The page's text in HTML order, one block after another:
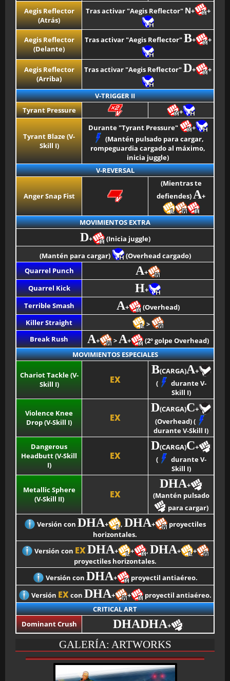
Aegis Reflector
(Atrás)
Tras activar "Aegis Reflector" N+ +
Aegis Reflector
(Delante)
Tras activar "Aegis Reflector"B+ +
Aegis Reflector
(Arriba)
Tras activar "Aegis Reflector"D+ +
V-TRIGGER II
Tyrant Pressure
+
Tyrant Blaze (V-
Skill I)
Durante "Tyrant Pressure"
+
(Mantén pulsado para cargar,
rompeguardia cargado al máximo,
inicia juggle)
V-REVERSAL
Anger Snap Fist
(Mientras te
defiendes) A+
MOVIMIENTOS EXTRA
D+
(Inicia juggle)
(Mantén para cargar)
(Overhead cargado)
Quarrel Punch
A+
Quarrel Kick
H+
Terrible Smash
A+
(Overhead)
Killer Straight
>
Break Rush
A+ > A+
(2º golpe Overhead)
MOVIMIENTOS ESPECIALES
Chariot Tackle (V-
Skill I)
EX
B(CARGA)A+
(
durante V-
Skill I)
Violence Knee
Drop (V-Skill I)
EX
D(CARGA)C+
(Overhead) (
durante V-Skill I)
Dangerous
Headbutt (V-Skill
I)
EX
D(CARGA)C+
(
durante V-
Skill I)
Metallic Sphere
(V-Skill II)
EX
DHA+
(Mantén pulsado
para cargar)
Versión con DHA+ , DHA+
proyectiles
horizontales.
Versión con EXDHA+ + , DHA+
+
proyectiles horizontales.
Versión con DHA+
proyectil antiaéreo.
Versión EXcon DHA+ +
proyectil antiaéreo.
CRITICAL ART
Dominant Crush
DHADHA+
GALERÍA: ARTWORKS